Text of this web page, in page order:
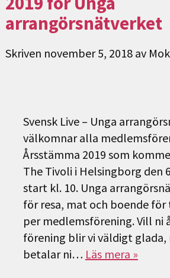
arrangörsnätverket
Skriven november 5, 2018 av
Svensk Live – Unga
välkomnar alla
Årsstämma 2019 som
The Tivoli i Helsingborg den
start kl. 10. Unga
för resa, mat och boende för
per medlemsförening. Vill ni
förening blir vi väldigt glada,
betalar ni… Läs mera »